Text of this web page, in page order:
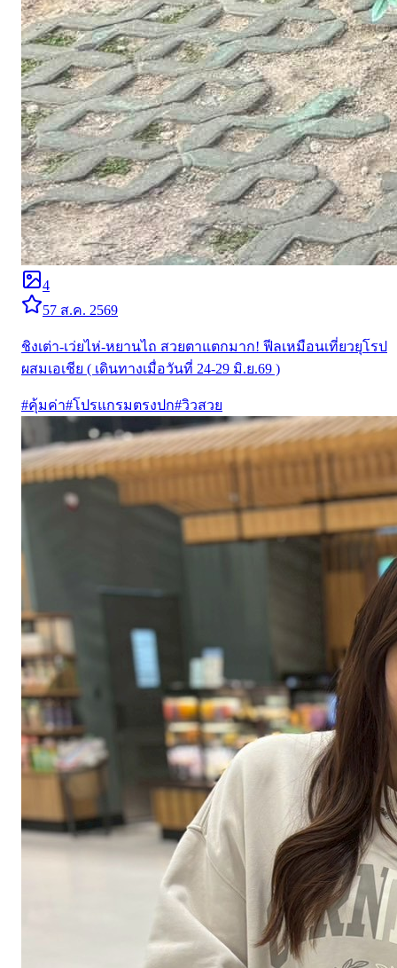
4
57 ส.ค. 2569
ชิงเต่า-เว่ยไห่-หยานไถ สวยตาแตกมาก! ฟีลเหมือนเที่ยวยุโรป
ผสมเอเชีย ( เดินทางเมื่อวันที่ 24-29 มิ.ย.69 )
#คุ้มค่า#โปรแกรมตรงปก#วิวสวย